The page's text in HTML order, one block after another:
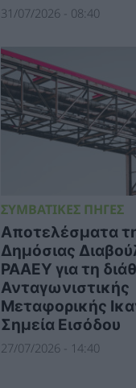
31/07/2026 - 08:40
ΣΥΜΒΑΤΙΚΕΣ ΠΗΓΕΣ
Αποτελέσματα
Δημόσιας
ΡΑΑΕΥ για τη
Ανταγωνιστικής
Μεταφορικής
Σημεία Εισόδου
27/07/2026 - 14:40